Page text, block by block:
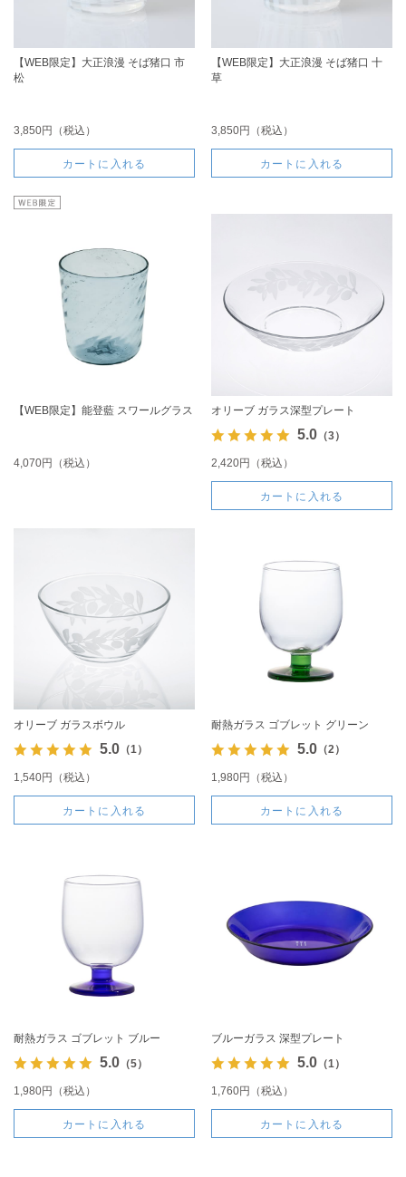
【WEB限定】大正浪漫 そば猪口 市
松
3,850円（税込）
カートに入れる
【WEB限定】大正浪漫 そば猪口 十
草
3,850円（税込）
カートに入れる
【WEB限定】能登藍 スワールグラス
4,070円（税込）
オリーブ ガラス深型プレート
5.0（3）
2,420円（税込）
カートに入れる
オリーブ ガラスボウル
5.0（1）
1,540円（税込）
カートに入れる
耐熱ガラス ゴブレット グリーン
5.0（2）
1,980円（税込）
カートに入れる
耐熱ガラス ゴブレット ブルー
5.0（5）
1,980円（税込）
カートに入れる
ブルーガラス 深型プレート
5.0（1）
1,760円（税込）
カートに入れる